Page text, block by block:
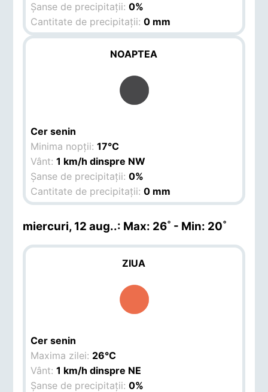
Șanse de precipitații:0%
Cantitate de precipitații:0 mm
NOAPTEA
Cer senin
Minima nopții:17°C
Vânt:1 km/h dinspre NW
Șanse de precipitații:0%
Cantitate de precipitații:0 mm
miercuri, 12 aug..: Max: 26˚ - Min: 20˚
ZIUA
Cer senin
Maxima zilei: 26°C
Vânt:1 km/h dinspre NE
Șanse de precipitații:0%